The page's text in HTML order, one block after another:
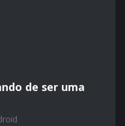
de ser uma